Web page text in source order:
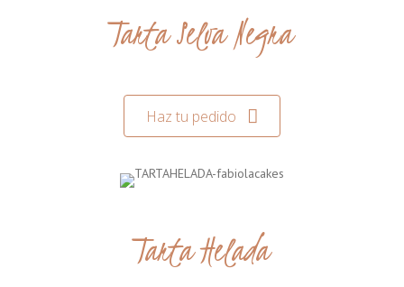
Tarta Selva Negra
Haz tu pedido
Tarta Helada